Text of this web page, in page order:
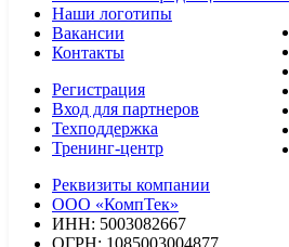
Наши логотипы
Вакансии
Контакты
Регистрация
Вход для партнеров
Техподдержка
Тренинг-центр
Реквизиты компании
ООО «КомпТек»
ИНН: 5003082667
ОГРН: 1085003004877